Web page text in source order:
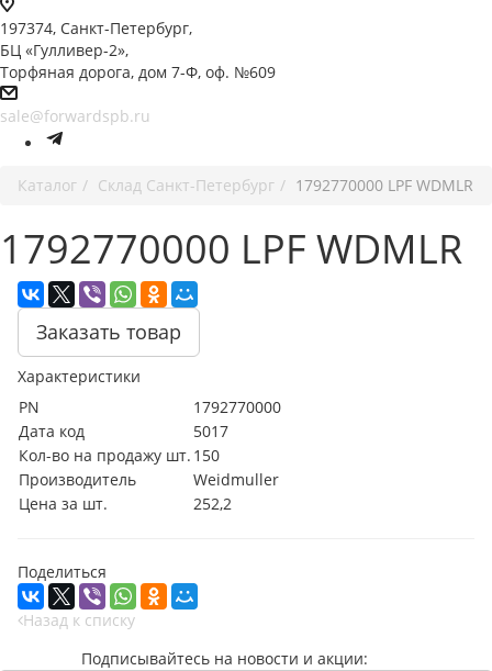
197374, Санкт-Петербург,
БЦ «Гулливер-2»,
Торфяная дорога, дом 7-Ф, оф. №609
sale@forwardspb.ru
Каталог Cклад Санкт-Петербург 1792770000 LPF WDMLR
1792770000 LPF WDMLR
Заказать товар
Характеристики
PN
1792770000
Дата код
5017
Кол-во на продажу шт. 150
Производитель
Weidmuller
Цена за шт.
252,2
Поделиться
Назад к списку
Подписывайтесь на новости и акции: